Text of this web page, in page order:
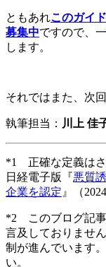
ともあれこのガイ
募集中ですので、
します。
それではまた、次
執筆担当： 川上 佳
*1 正確な定義はさ
日経電子版『悪質
企業を認定 』（
*2 このブログ記事
言及しておりませ
制が進んでいます
い。